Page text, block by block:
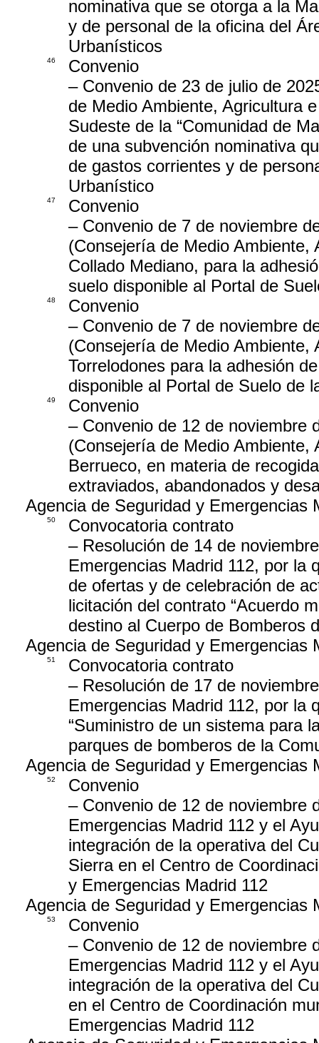
nominativa que se otorga a la
y de personal de la oficina del
Urbanísticos
46
Convenio
– Convenio de 23 de julio de
de Medio Ambiente, Agricultura
Sudeste de la “Comunidad de
de una subvención nominativa
de gastos corrientes y de
Urbanístico
47
Convenio
– Convenio de 7 de noviembre
(Consejería de Medio
Collado Mediano, para la
suelo disponible al Portal de
48
Convenio
– Convenio de 7 de noviembre
(Consejería de Medio
Torrelodones para la adhesión
disponible al Portal de Suelo de
49
Convenio
– Convenio de 12 de noviembre
(Consejería de Medio
Berrueco, en materia de
extraviados, abandonados y
Agencia de Seguridad y Emergencias
50
Convocatoria contrato
– Resolución de 14 de
Emergencias Madrid 112, por la
de ofertas y de celebración de
licitación del contrato “Acuerdo
destino al Cuerpo de Bomberos
Agencia de Seguridad y Emergencias
51
Convocatoria contrato
– Resolución de 17 de
Emergencias Madrid 112, por la
“Suministro de un sistema para
parques de bomberos de la
Agencia de Seguridad y Emergencias
52
Convenio
– Convenio de 12 de noviembre
Emergencias Madrid 112 y el
integración de la operativa del
Sierra en el Centro de
y Emergencias Madrid 112
Agencia de Seguridad y Emergencias
53
Convenio
– Convenio de 12 de noviembre
Emergencias Madrid 112 y el
integración de la operativa del
en el Centro de Coordinación
Emergencias Madrid 112